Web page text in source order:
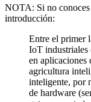
NOTA: Si no conoces
introducción:
Entre el primer
IoT industriales
en aplicaciones
agricultura
inteligente, por
de hardware